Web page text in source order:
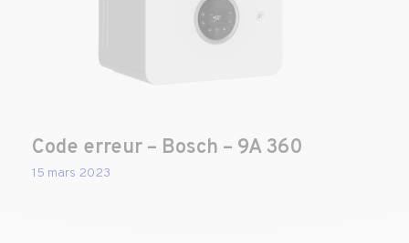
Code erreur – Bosch – 9A 360
15 mars 2023